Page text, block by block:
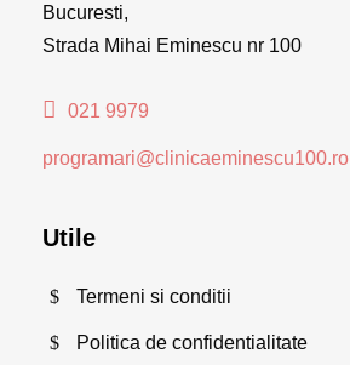
Bucuresti,
Strada Mihai Eminescu nr 100
021 9979
programari@clinicaeminescu100.ro
Utile
Termeni si conditii
Politica de confidentialitate